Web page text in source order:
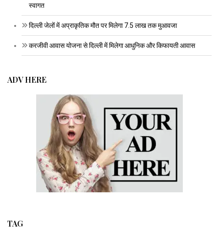
स्वागत
दिल्ली जेलों में अप्राकृतिक मौत पर मिलेगा 7.5 लाख तक मुआवजा
करजीवी आवास योजना से दिल्ली में मिलेगा आधुनिक और किफायती आवास
ADV HERE
TAG